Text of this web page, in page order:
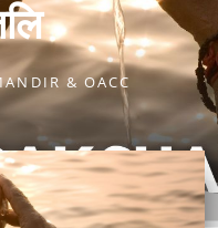
& OACC